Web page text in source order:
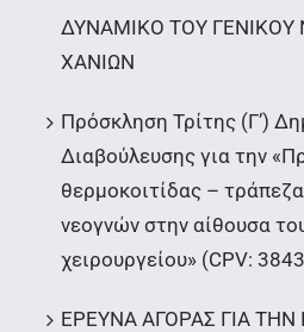
ΔΥΝΑΜΙΚΟ ΤΟΥ
ΧΑΝΙΩΝ
Πρόσκληση Τρίτης (Γ’)
Διαβούλευσης για την
θερμοκοιτίδας –
νεογνών στην αίθουσα
χειρουργείου» (CPV:
ΕΡΕΥΝΑ ΑΓΟΡΑΣ ΓΙΑ